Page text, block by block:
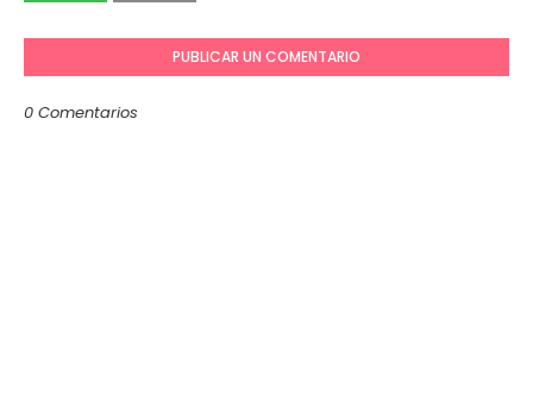
PUBLICAR UN COMENTARIO
0 Comentarios